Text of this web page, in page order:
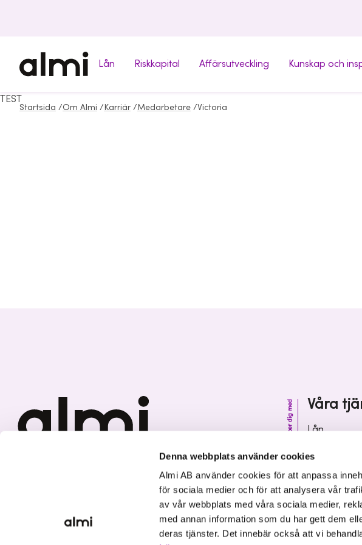
Denna webbplats använder cookies
Almi AB använder cookies för att anpassa
för sociala medier och för att analysera vår
av vår webbplats med våra sociala medier,
med annan information som du har gett dem
deras tjänster. Det innebär också att vi
Lån Riskkapital Affärsutveckling Kunskap och
Startsida /Om Almi / Karriär /Medarbetare /Victoria
TEST
Våra
Vi hjälper dig med
Lån
Kunskap